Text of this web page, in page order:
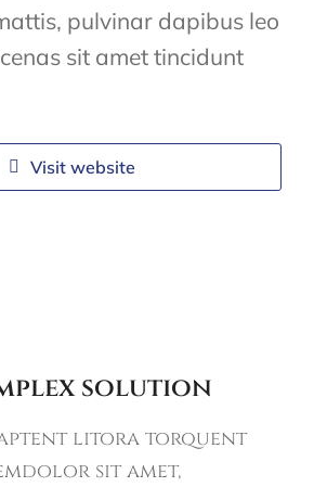
pulvinar dapibus leo
sit amet tincidunt
Visit website
solution
aptent litora torquent
sit amet,